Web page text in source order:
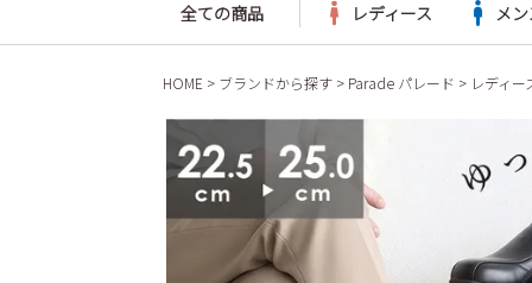
全ての商品 レディース
サンダル
レインシューズ
パンプス
スニーカー
ワー
ブーツ
ウェア
メ
サンダル
レインシューズ
スニーカー
ビジネス・ドレスシューズ
サンダル
レインシューズ
スニーカー
スクール
new
asics
レディース新入荷
メンズ新入荷
キッズ新入荷
レディースSALE
メンズSALE
キッズSALE
リュック
ボディバッグ
ハンドバッグ
ビジネスバッグ
ショ
財布
ケア用品
雑貨
HOME ブランドから探す Parade パレード レディー